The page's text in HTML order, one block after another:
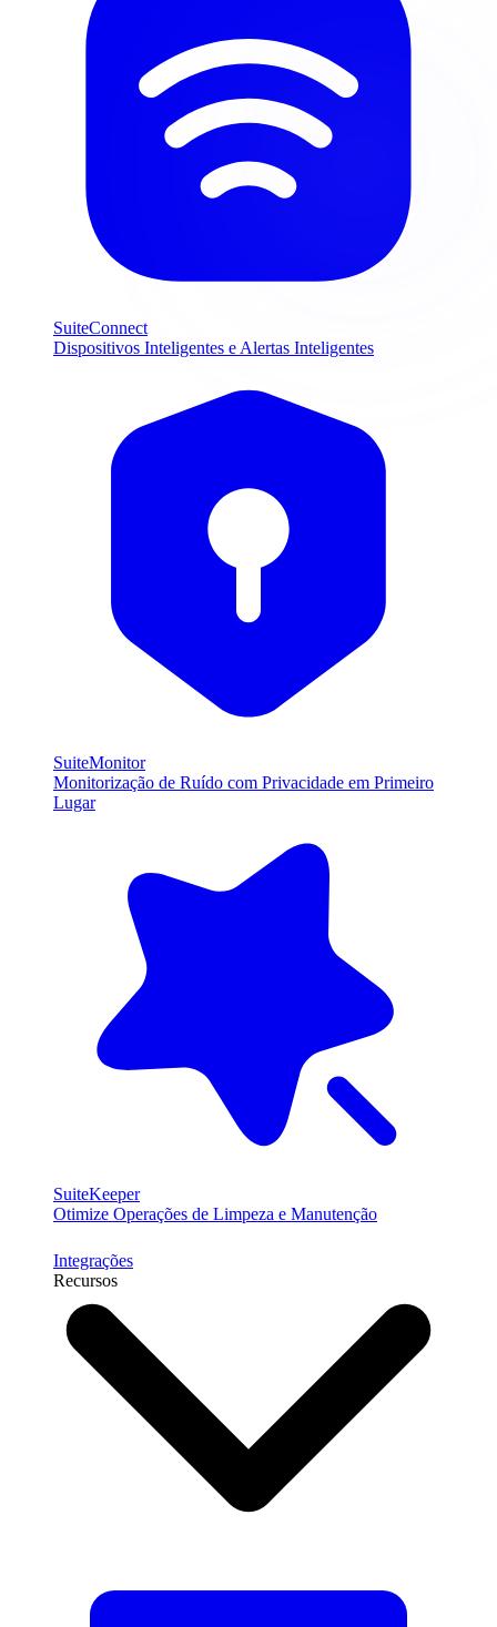
SuiteConnect
Dispositivos Inteligentes e Alertas Inteligentes
SuiteMonitor
Monitorização de Ruído com Privacidade em Primeiro
Lugar
SuiteKeeper
Otimize Operações de Limpeza e Manutenção
Integrações
Recursos